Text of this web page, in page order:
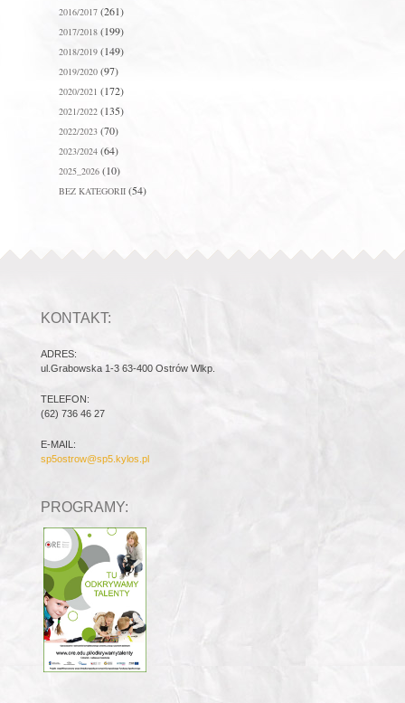
2016/2017(261)
2017/2018(199)
2018/2019(149)
2019/2020(97)
2020/2021 (172)
2021/2022(135)
2022/2023(70)
2023/2024(64)
2025_2026(10)
BEZ KATEGORII(54)
KONTAKT:
ADRES:
ul.Grabowska 1-3 63-400 Ostrów Wlkp.
TELEFON:
(62) 736 46 27
E-MAIL:
sp5ostrow@sp5.kylos.pl
PROGRAMY: